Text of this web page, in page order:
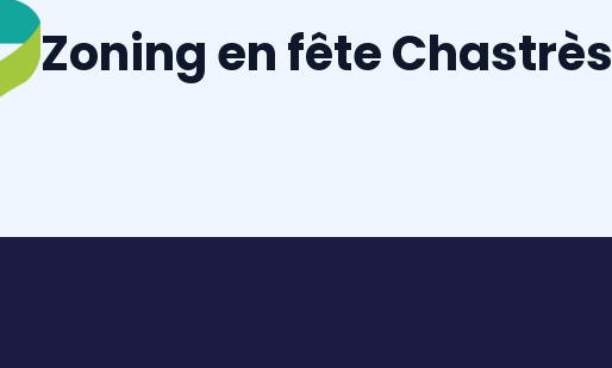
Zoning en fête Chastrès